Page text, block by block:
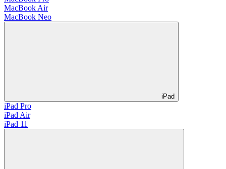
MacBook Air
MacBook Neo
iPad
iPad Pro
iPad Air
iPad 11